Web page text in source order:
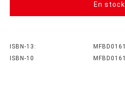
En stock
ISBN-13:
MFBD0161
ISBN-10
MFBD0161